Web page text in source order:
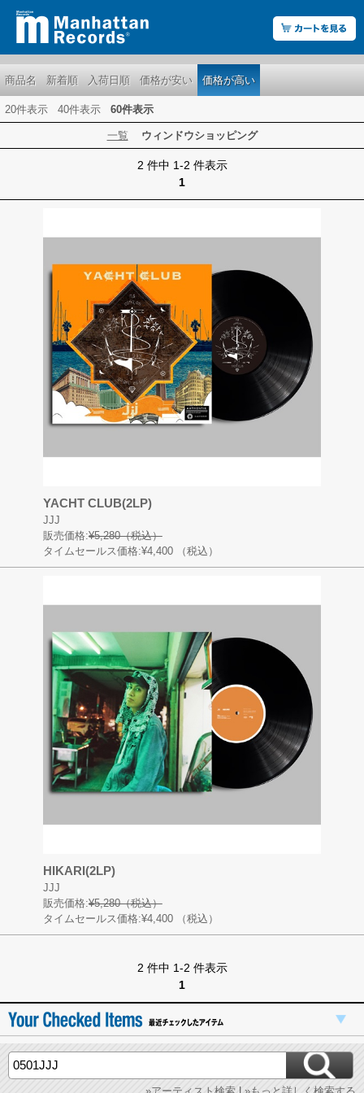
商品名 新着順 入荷日順 価格が安い 価格が高い
20件表示 40件表示 60件表示
一覧 ウィンドウショッピング
2 件中 1-2 件表示
1
YACHT CLUB(2LP)
JJJ
販売価格:¥5,280（税込）
タイムセールス価格:¥4,400
（税込）
HIKARI(2LP)
JJJ
販売価格:¥5,280（税込）
タイムセールス価格:¥4,400
（税込）
2 件中 1-2 件表示
1
»アーティスト検索 | »もっと詳しく検索する